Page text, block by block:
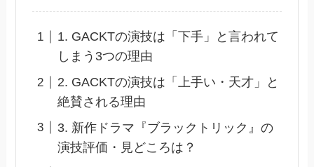
1. GACKTの演技は「下手」と言われて
しまう3つの理由
2. GACKTの演技は「上手い・天才」と
絶賛される理由
3. 新作ドラマ『ブラックトリック』の
演技評価・見どころは？